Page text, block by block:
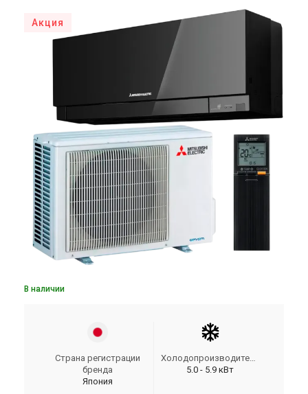
Акция
В наличии
Страна регистрации
бренда
Япония
Холодопроизводительность
5.0 - 5.9 кВт